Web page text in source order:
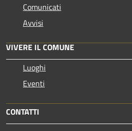
Comunicati
Avvisi
VIVERE IL COMUNE
Luoghi
Eventi
CONTATTI